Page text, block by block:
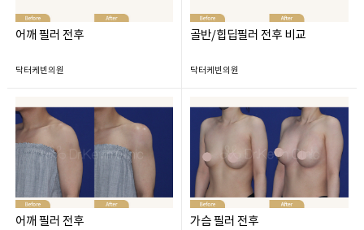
어깨 필러 전후
닥터케빈의원
골반/힙딥필러 전후 비교
닥터케빈의원
어깨 필러 전후 가슴 필러 전후